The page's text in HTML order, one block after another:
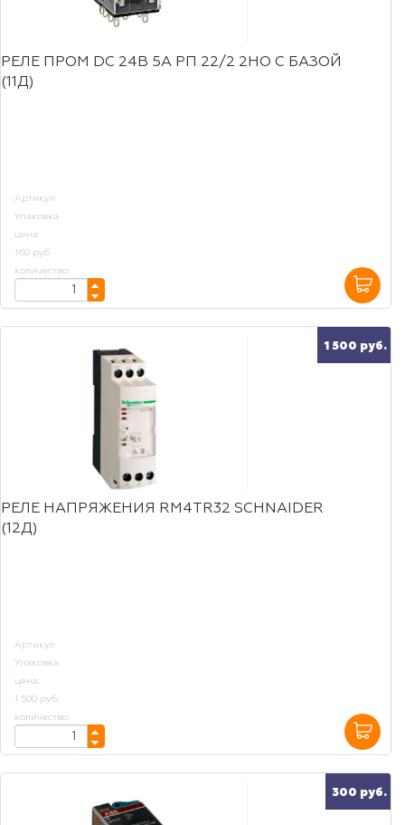
РЕЛЕ ПРОМ DC 24B 5A РП 22/2 2НО С БАЗОЙ
(11Д)
Артикул
Упаковка
цена:
160 руб.
количество:
1 500 руб.
РЕЛЕ НАПРЯЖЕНИЯ RM4TR32 SCHNAIDER
(12Д)
Артикул
Упаковка
цена:
1 500 руб.
количество:
300 руб.